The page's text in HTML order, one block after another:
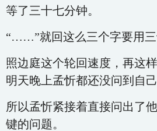
等了三十七分钟。
“……”就回这么三个字要用三
照边庭这个轮回速度，再这
明天晚上孟忻都还没问到自己
所以孟忻紧接着直接问出了
键的问题。